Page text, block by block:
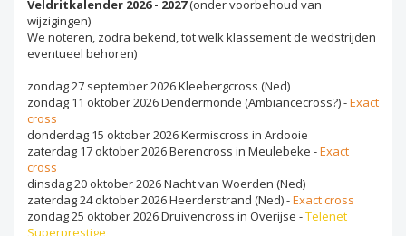
Veldritkalender 2026 - 2027(onder voorbehoud van
wijzigingen)
We noteren, zodra bekend, tot welk klassement de wedstrijden
eventueel behoren)
zondag 27 september 2026 Kleebergcross (Ned)
zondag 11 oktober 2026 Dendermonde (Ambiancecross?) -Exact
cross
donderdag 15 oktober 2026 Kermiscross in Ardooie
zaterdag 17 oktober 2026 Berencross in Meulebeke -Exact
cross
dinsdag 20 oktober 2026 Nacht van Woerden (Ned)
zaterdag 24 oktober 2026 Heerderstrand (Ned) -Exact cross
zondag 25 oktober 2026 Druivencross in Overijse -Telenet
Superprestige